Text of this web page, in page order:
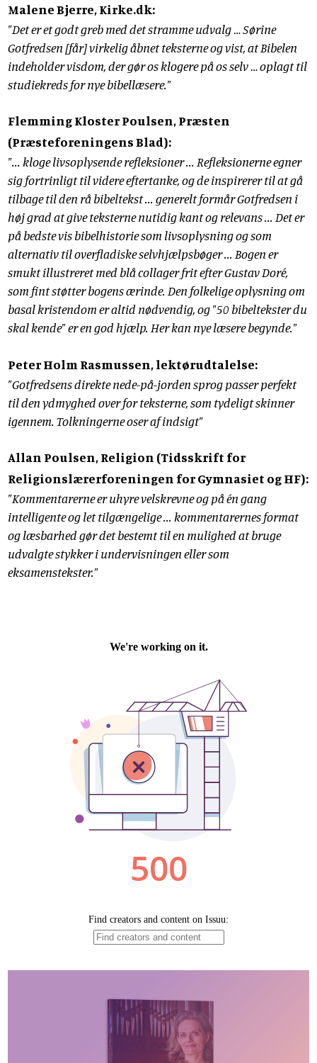
Malene Bjerre, Kirke.dk:
"Det er et godt greb med det stramme udvalg … Sørine
Gotfredsen [får] virkelig åbnet teksterne og vist, at Bibelen
indeholder visdom, der gør os klogere på os selv … oplagt til
studiekreds for nye bibellæsere."
Flemming Kloster Poulsen, Præsten
(Præsteforeningens Blad):
"... kloge livsoplysende refleksioner ... Refleksionerne egner
sig fortrinligt til videre eftertanke, og de inspirerer til at gå
tilbage til den rå bibeltekst ... generelt formår Gotfredsen i
høj grad at give teksterne nutidig kant og relevans ... Det er
på bedste vis bibelhistorie som livsoplysning og som
alternativ til overfladiske selvhjælpsbøger ... Bogen er
smukt illustreret med blå collager frit efter Gustav Doré,
som fint støtter bogens ærinde. Den folkelige oplysning om
basal kristendom er altid nødvendig, og "50 bibeltekster du
skal kende" er en god hjælp. Her kan nye læsere begynde."
Peter Holm Rasmussen, lektørudtalelse:
"Gotfredsens direkte nede-på-jorden sprog passer perfekt
til den ydmyghed over for teksterne, som tydeligt skinner
igennem. Tolkningerne oser af indsigt"
Allan Poulsen, Religion (Tidsskrift for
Religionslærerforeningen for Gymnasiet og HF):
"Kommentarerne er uhyre velskrevne og på én gang
intelligente og let tilgængelige ... kommentarernes format
og læsbarhed gør det bestemt til en mulighed at bruge
udvalgte stykker i undervisningen eller som
eksamenstekster."